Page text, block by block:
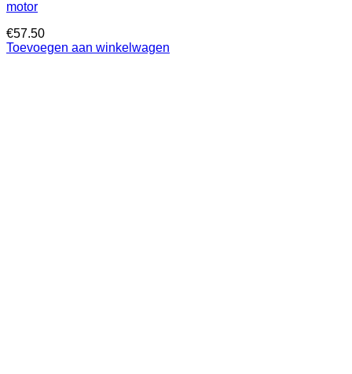
motor
€57.50
Toevoegen aan winkelwagen